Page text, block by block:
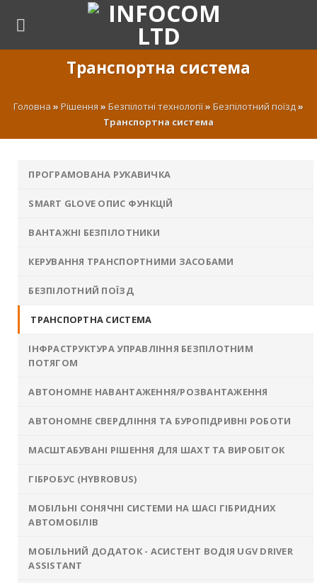
Транспортна система
Головна»Рішення»Безпілотні технології»Безпілотний поїзд»
Транспортна система
ПРОГРАМОВАНА РУКАВИЧКА
SMART GLOVE ОПИС ФУНКЦІЙ
ВАНТАЖНІ БЕЗПІЛОТНИКИ
КЕРУВАННЯ ТРАНСПОРТНИМИ ЗАСОБАМИ
БЕЗПІЛОТНИЙ ПОЇЗД
ТРАНСПОРТНА СИСТЕМА
ІНФРАСТРУКТУРА УПРАВЛІННЯ БЕЗПІЛОТНИМ
ПОТЯГОМ
АВТОНОМНЕ НАВАНТАЖЕННЯ/РОЗВАНТАЖЕННЯ
АВТОНОМНЕ СВЕРДЛІННЯ ТА БУРОПІДРИВНІ РОБОТИ
МАСШТАБУВАНІ РІШЕННЯ ДЛЯ ШАХТ ТА ВИРОБІТОК
ГІБРОБУС (HYBROBUS)
МОБІЛЬНІ СОНЯЧНІ СИСТЕМИ НА ШАСІ ГІБРИДНИХ
АВТОМОБІЛІВ
МОБІЛЬНИЙ ДОДАТОК - АСИСТЕНТ ВОДІЯ UGV DRIVER
ASSISTANT